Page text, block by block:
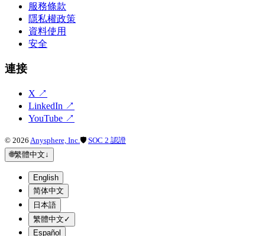
服務條款
隱私權政策
資料使用
安全
連接
X ↗
LinkedIn ↗
YouTube ↗
© 2026 Anysphere, Inc. 🛡 SOC 2 認證
🌐繁體中文↓
English
简体中文
日本語
繁體中文 ✓
Español